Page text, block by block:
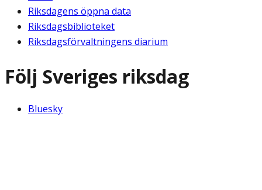
Riksdagens öppna data
Riksdagsbiblioteket
Riksdagsförvaltningens diarium
Följ Sveriges riksdag
Bluesky